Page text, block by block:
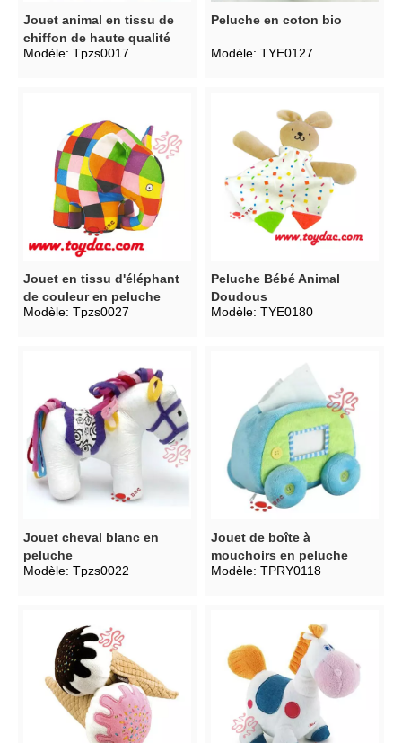
Jouet animal en tissu de
chiffon de haute qualité
Modèle: Tpzs0017
Peluche en coton bio
Modèle: TYE0127
Jouet en tissu d'éléphant
de couleur en peluche
Modèle: Tpzs0027
Peluche Bébé Animal
Doudous
Modèle: TYE0180
Jouet cheval blanc en
peluche
Modèle: Tpzs0022
Jouet de boîte à
mouchoirs en peluche
Modèle: TPRY0118